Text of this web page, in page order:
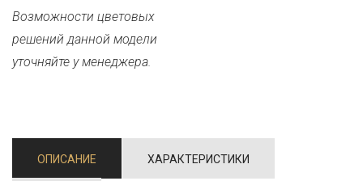
Возможности цветовых
решений данной модели
уточняйте у менеджера.
ОПИСАНИЕ ХАРАКТЕРИСТИКИ